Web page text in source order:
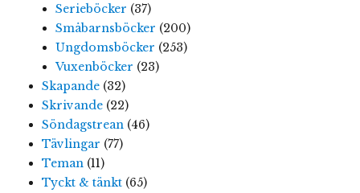
Serieböcker (37)
Småbarnsböcker (200)
Ungdomsböcker (253)
Vuxenböcker (23)
Skapande(32)
Skrivande(22)
Söndagstrean(46)
Tävlingar (77)
Teman(11)
Tyckt & tänkt(65)